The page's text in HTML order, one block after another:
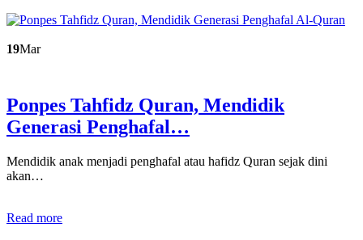
19Mar
Ponpes Tahfidz Quran, Mendidik
Generasi Penghafal…
Mendidik anak menjadi penghafal atau hafidz Quran sejak dini
akan…
Read more